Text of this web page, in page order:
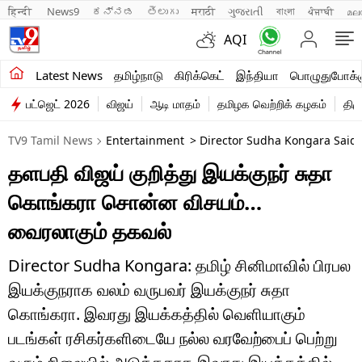
हिन्दी News9 ಕನ್ನಡ తెలుగు मराठी ગુજરાતી বাংলা ਪੰਜਾਬੀ
AQI
Latest News தமிழ்நாடு கிரிக்கெட் இந்தியா
சமீபத்திய செய்திகள்
தமிழ்நாடு
இந்தியா
உலகம்
விளையாட்டு
பொழுதுபோக்கு
லைஃப்ஸ்டைல்
வணிகம்
பட்ஜெட் 2026 விஜய் ஆடி மாதம் தமிழக வெற்றிக் கழகம்
TV9 Tamil News Entertainment > Director Sudha Kongara Said
தளபதி விஜய் குறித்து இயக்குநர் சுதா
கொங்கரா சொன்ன விசயம்…
வைரலாகும் தகவல்
Director Sudha Kongara: தமிழ் சினிமாவில் பிரபல
இயக்குநராக வலம் வருபவர் இயக்குநர் சுதா
கொங்கரா. இவரது இயக்கத்தில் வெளியாகும்
படங்கள் ரசிகர்களிடையே நல்ல வரவேற்பைப் பெற்று